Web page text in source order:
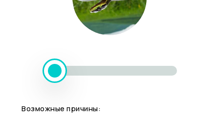
Возможные причины: